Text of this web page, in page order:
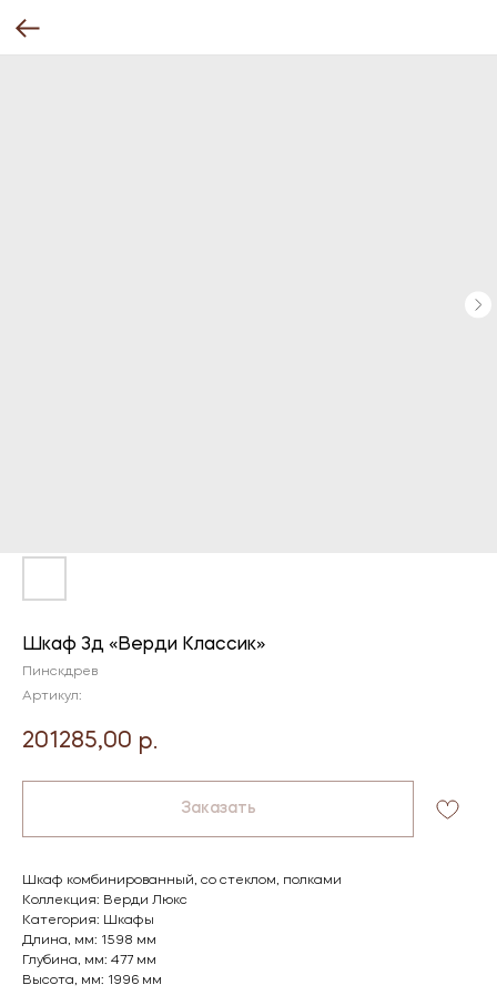
Шкаф 3д «Верди Классик»
Пинскдрев
Артикул:
201285,00 р.
Заказать
Шкаф комбинированный, со стеклом, полками
Коллекция: Верди Люкс
Категория: Шкафы
Длина, мм: 1598 мм
Глубина, мм: 477 мм
Высота, мм: 1996 мм